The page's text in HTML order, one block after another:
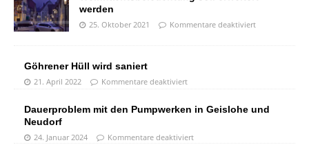
werden
25. Oktober 2021 Kommentare deaktiviert
Göhrener Hüll wird saniert
21. April 2022 Kommentare deaktiviert
Dauerproblem mit den Pumpwerken in Geislohe und
Neudorf
24. Januar 2024 Kommentare deaktiviert